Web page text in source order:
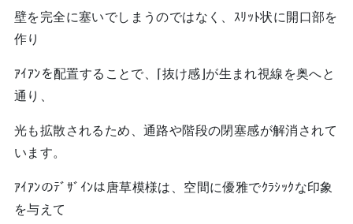
壁を完全に塞いでしまうのではなく、ｽﾘｯﾄ状に開口部を
作り
ｱｲｱﾝを配置することで、⌈抜け感⌋が生まれ視線を奥へと
通り、
光も拡散されるため、通路や階段の閉塞感が解消されて
います。
ｱｲｱﾝのﾃﾞｻﾞｲﾝは唐草模様は、空間に優雅でｸﾗｼｯｸな印象
を与えて